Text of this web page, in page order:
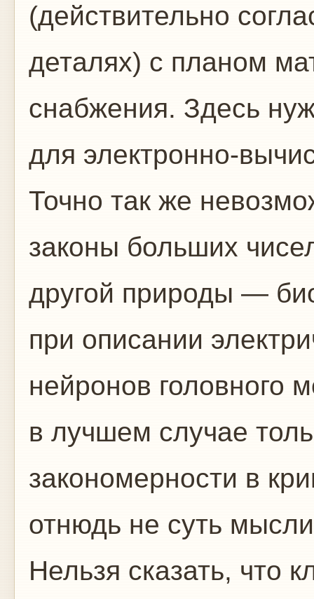
(действительно
деталях) с планом
снабжения. Здесь
для электронно-
Точно так же
законы больших
другой природы —
при описании
нейронов головного
в лучшем случае
закономерности в
отнюдь не суть
Нельзя сказать, что